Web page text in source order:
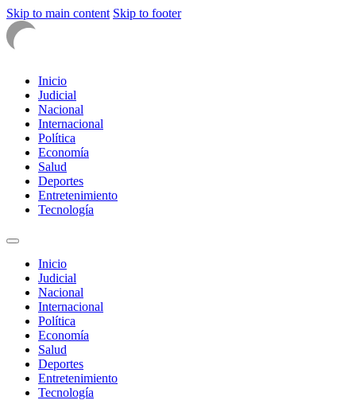
Skip to main content Skip to footer
Inicio
Judicial
Nacional
Internacional
Política
Economía
Salud
Deportes
Entretenimiento
Tecnología
Inicio
Judicial
Nacional
Internacional
Política
Economía
Salud
Deportes
Entretenimiento
Tecnología